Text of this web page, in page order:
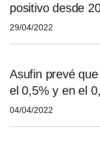
positivo desde
29/04/2022
Asufin prevé
el 0,5% y en el
04/04/2022